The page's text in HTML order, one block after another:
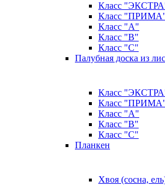
Класс
Класс
Класс "А"
Класс "B"
Класс "C"
Палубная доска из
Класс
Класс
Класс "А"
Класс "B"
Класс "C"
Планкен
Хвоя (сосна,